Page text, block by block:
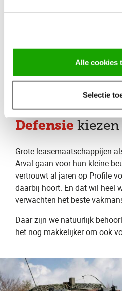
Alle cookies
Selectie
fabrikant van je auto
beurt niet over te slaan.
onverwachte
Defensie
Grote leasemaatschappijen
Arval gaan voor hun kleine
vertrouwt al jaren op Profile
daarbij hoort. En dat wil heel
verwachten het beste
Daar zijn we natuurlijk
het nog makkelijker om ook